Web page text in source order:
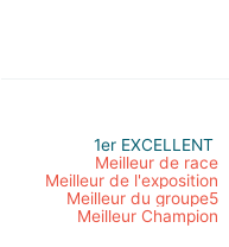
1er EXCELLENT
Meilleur de race
Meilleur de l'exposition
Meilleur du groupe5
Meilleur Champion